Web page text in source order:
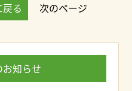
る 次のページ
知らせ